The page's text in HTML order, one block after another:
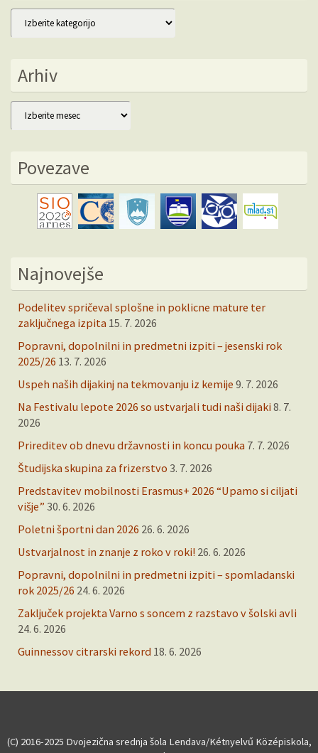
Kategorije
Arhiv
Arhiv
Povezave
Najnovejše
Podelitev spričeval splošne in poklicne mature ter
zaključnega izpita 15. 7. 2026
Popravni, dopolnilni in predmetni izpiti – jesenski rok
2025/26 13. 7. 2026
Uspeh naših dijakinj na tekmovanju iz kemije 9. 7. 2026
Na Festivalu lepote 2026 so ustvarjali tudi naši dijaki 8. 7.
2026
Prireditev ob dnevu državnosti in koncu pouka 7. 7. 2026
Študijska skupina za frizerstvo 3. 7. 2026
Predstavitev mobilnosti Erasmus+ 2026 “Upamo si ciljati
višje” 30. 6. 2026
Poletni športni dan 2026 26. 6. 2026
Ustvarjalnost in znanje z roko v roki! 26. 6. 2026
Popravni, dopolnilni in predmetni izpiti – spomladanski
rok 2025/26 24. 6. 2026
Zaključek projekta Varno s soncem z razstavo v šolski avli
24. 6. 2026
Guinnessov citrarski rekord 18. 6. 2026
(C) 2016-2025 Dvojezična srednja šola Lendava/Kétnyelvű Középiskola,